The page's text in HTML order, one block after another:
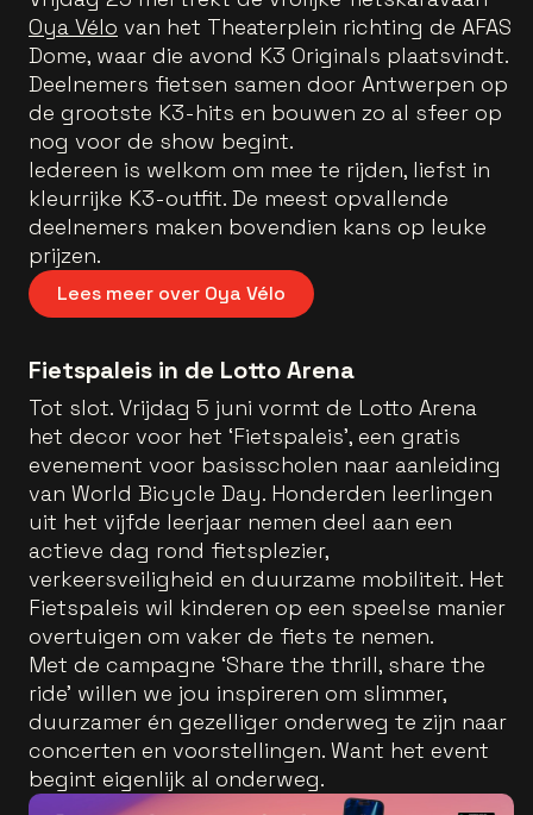
Oya Vélo van het Theaterplein richting de AFAS
Dome, waar die avond K3 Originals plaatsvindt.
Deelnemers fietsen samen door Antwerpen op
de grootste K3-hits en bouwen zo al sfeer op
nog voor de show begint.
Iedereen is welkom om mee te rijden, liefst in
kleurrijke K3-outfit. De meest opvallende
deelnemers maken bovendien kans op leuke
prijzen.
Lees meer over Oya Vélo
Fietspaleis in de Lotto Arena
Tot slot. Vrijdag 5 juni vormt de Lotto Arena
het decor voor het ‘Fietspaleis’, een gratis
evenement voor basisscholen naar aanleiding
van World Bicycle Day. Honderden leerlingen
uit het vijfde leerjaar nemen deel aan een
actieve dag rond fietsplezier,
verkeersveiligheid en duurzame mobiliteit. Het
Fietspaleis wil kinderen op een speelse manier
overtuigen om vaker de fiets te nemen.
Met de campagne ‘Share the thrill, share the
ride’ willen we jou inspireren om slimmer,
duurzamer én gezelliger onderweg te zijn naar
concerten en voorstellingen. Want het event
begint eigenlijk al onderweg.